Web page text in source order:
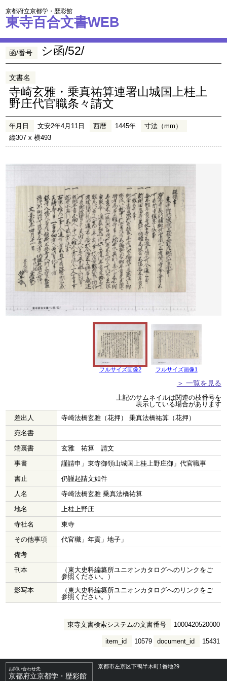
京都府立京都学・歴彩館
東寺百合文書WEB
函/番号 シ函/52/
文書名
寺崎玄雅・乗真祐算連署山城国上桂上
野庄代官職条々請文
年月日 文安2年4月11日 西暦 1445年
寸法（mm）
縦307 x 横493
フルサイズ画像2 フルサイズ画像1
＞ 一覧を見る
上記のサムネイルは関連の枝番号を
表示している場合があります
差出人
寺崎法橋玄雅（花押） 乗真法橋祐算（花押）
宛名書
端裏書
玄雅 祐算 請文
事書
謹請申」東寺御領山城国上桂上野庄御」代官職事
書止
仍謹起請文如件
人名
寺崎法橋玄雅 乗真法橋祐算
地名
上桂上野庄
寺社名
東寺
その他事項
代官職」年貢」地子」
備考
刊本
（東大史料編纂所ユニオンカタログへのリンクをご
参照ください。）
影写本
（東大史料編纂所ユニオンカタログへのリンクをご
参照ください。）
東寺文書検索システムの文書番号 1000420520000
document_id 15431
item_id 10579
お問い合わせ先
京都府立京都学・歴彩館
京都市左京区下鴨半木町1番地29